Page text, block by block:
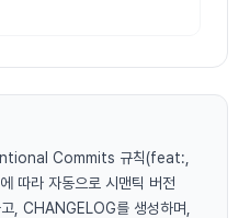
Commits 규칙(feat:,
따라 자동으로 시맨틱 버전
CHANGELOG를 생성하며,